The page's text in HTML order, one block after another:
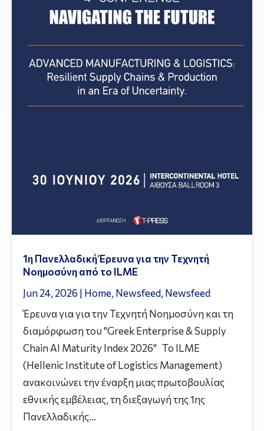
1η Πανελλαδική Έρευνα για την Τεχνητή
Νοημοσύνη από το ILME
Jun 24, 2026 | Home, Newsfeed, Newsfeed
Έρευνα για για την Τεχνητή Νοημοσύνη και τη
διαμόρφωση του "Greek Enterprise & Supply
Chain AI Maturity Index 2026" Το ILME
(Hellenic Institute of Logistics Management)
ανακοινώνει την έναρξη μιας πρωτοβουλίας
εθνικής εμβέλειας, τη διεξαγωγή της 1ης
Πανελλαδικής...